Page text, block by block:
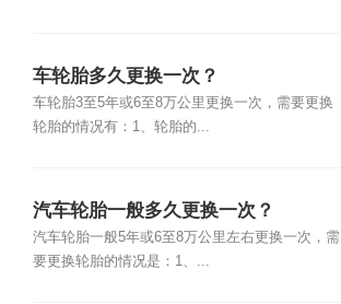
车轮胎多久更换一次？
车轮胎3至5年或6至8万公里更换一次，需要更换
轮胎的情况有：1、轮胎的...
汽车轮胎一般多久更换一次？
汽车轮胎一般5年或6至8万公里左右更换一次，需
要更换轮胎的情况是：1、...